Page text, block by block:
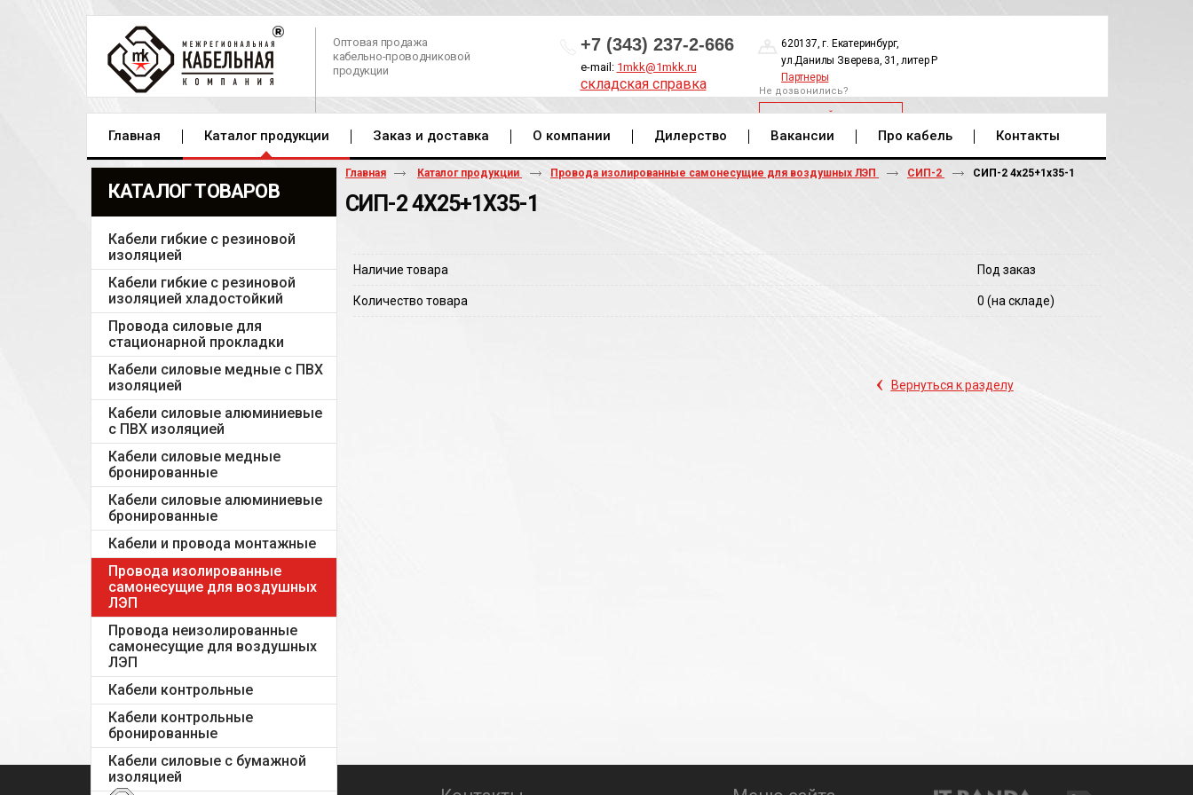
Оптовая продажа
кабельно-проводниковой
продукции
+7 (343) 237-2-666
e-mail: 1mkk@1mkk.ru
складская справка
620137, г. Екатеринбург,
ул.Данилы Зверева, 31, литер Р
Партнеры
Не дозвонились?
ОБРАТНЫЙ ЗВОНОК
Главная Каталог продукции Заказ и доставка О компании Дилерство Вакансии Про кабель Контакты
КАТАЛОГ ТОВАРОВ
Кабели гибкие с резиновой
изоляцией
Кабели гибкие с резиновой
изоляцией хладостойкий
Провода силовые для
стационарной прокладки
Кабели силовые медные с ПВХ
изоляцией
Кабели силовые алюминиевые
с ПВХ изоляцией
Кабели силовые медные
бронированные
Кабели силовые алюминиевые
бронированные
Кабели и провода монтажные
Провода изолированные
самонесущие для воздушных
ЛЭП
Провода неизолированные
самонесущие для воздушных
ЛЭП
Кабели контрольные
Кабели контрольные
бронированные
Кабели силовые с бумажной
изоляцией
Главная Каталог продукции Провода изолированные самонесущие для воздушных ЛЭП СИП-2 СИП-2 4х25+1х35-1
СИП-2 4Х25+1Х35-1
Наличие товара Под заказ
Количество товара 0 (на складе)
‹ Вернуться к разделу